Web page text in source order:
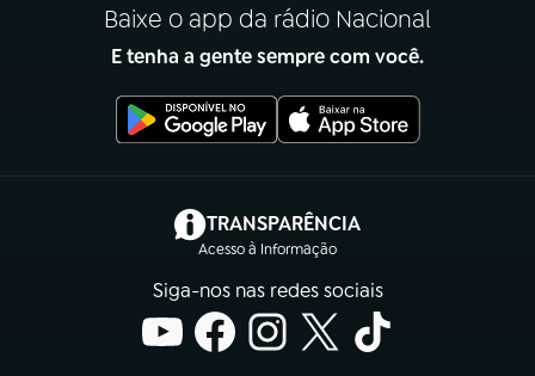
Baixe o app da rádio Nacional
E tenha a gente sempre com você.
TRANSPARÊNCIA
Acesso à Informação
(abre em nova aba)
Siga-nos nas redes sociais